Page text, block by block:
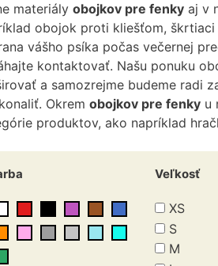
materiály obojkov pre fenky aj v
obojok proti kliešťom,
vášho psíka počas večernej
kontaktovať. Našu ponuku
a samozrejme budeme radi
Okrem obojkov pre fenky u
produktov, ako napríklad
Veľkosť
XS
S
M